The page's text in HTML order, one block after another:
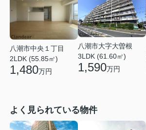
八潮市中央１丁目
2LDK (55.85㎡)
1,480万円
八潮市大字大曽根
3LDK (61.60㎡)
1,590万円
よく見られている物件